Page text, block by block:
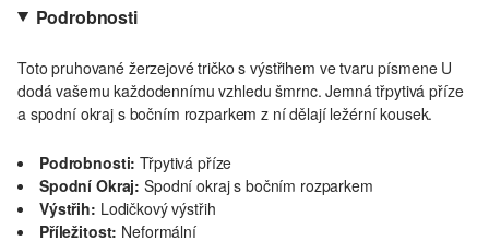
Podrobnosti
Toto pruhované žerzejové tričko s výstřihem ve tvaru písmene U
dodá vašemu každodennímu vzhledu šmrnc. Jemná třpytivá příze
a spodní okraj s bočním rozparkem z ní dělají ležérní kousek.
Podrobnosti: Třpytivá příze
Spodní Okraj: Spodní okraj s bočním rozparkem
Výstřih: Lodičkový výstřih
Příležitost: Neformální